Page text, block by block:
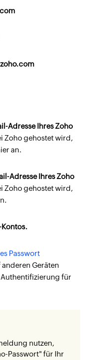
Adresse Ihres Zoho
Zoho gehostet wird,
an.
Adresse Ihres Zoho
Zoho gehostet wird,
Kontos.
Passwort
Geräten
für
nutzen,
Passwort" für Ihr